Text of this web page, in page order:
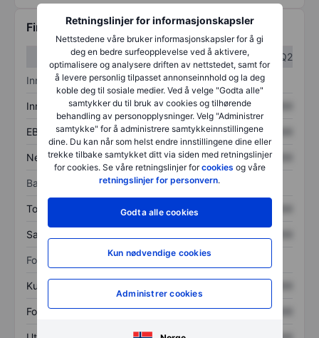
Retningslinjer for informasjonskapsler
Nettstedene våre bruker informasjonskapsler for å gi
deg en bedre surfeopplevelse ved å aktivere,
optimalisere og analysere driften av nettstedet, samt for
å levere personlig tilpasset annonseinnhold og la deg
koble deg til sosiale medier. Ved å velge "Godta alle"
samtykker du til bruk av cookies og tilhørende
behandling av personopplysninger. Velg "Administrer
samtykke" for å administrere samtykkeinnstillingene
dine. Du kan når som helst endre innstillingene dine eller
trekke tilbake samtykket ditt via siden med retningslinjer
for cookies. Se våre retningslinjer forcookies og våre
retningslinjer for personvern.
Godta alle cookies
Kun nødvendige cookies
Administrer cookies
Finansiell informasjon
Q1
Q2
Inntektsoversikt
Inntekter XXXXXXX XXXXXXX
EBITDA XXXXXXX XXXXXXX
Nettoinntekt XXXXXXX XXXXXXX
Balanse
Totale eiendeler XXXXXXX
Samlet gjeld
Forholdstall
Kurs/salg XXXXXXX
Fortjeneste per aksje XXXXXXX XXXXXXX